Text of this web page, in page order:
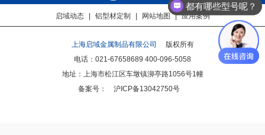
启域动态 铝型材定制 网站地图 | 应用案例
上海启域金属制品有限公司
版权所有
电话：021-67658689 400-096-5058
地址：上海市松江区车墩镇泖亭路1056号1幢
备案号：
沪ICP备13042750号
都有哪些型号呢？